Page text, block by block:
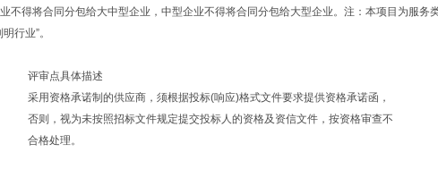
不得将合同分包给大中型企业，中型企业不得将合同分包给大型企业。注：本项目为服务
行业”。
评审点具体描述
采用资格承诺制的供应商，须根据投标(响应)格式文件要求提供资格承诺函，
否则，视为未按照招标文件规定提交投标人的资格及资信文件，按资格审查不
合格处理。